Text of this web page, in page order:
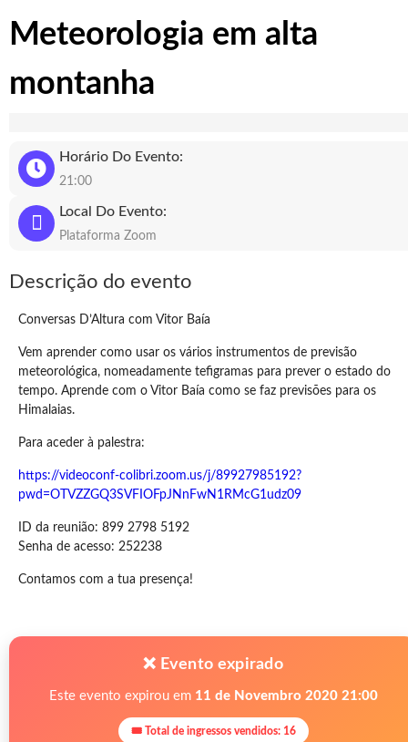
Meteorologia em alta
montanha
Horário Do Evento:
21:00
Local Do Evento:
Plataforma Zoom
Descrição do evento
Conversas D’Altura com Vitor Baía
Vem aprender como usar os vários instrumentos de previsão
meteorológica, nomeadamente tefigramas para prever o estado do
tempo. Aprende com o Vitor Baía como se faz previsões para os
Himalaias.
Para aceder à palestra:
https://videoconf-colibri.zoom.us/j/89927985192?
pwd=OTVZZGQ3SVFIOFpJNnFwN1RMcG1udz09
ID da reunião: 899 2798 5192
Senha de acesso: 252238
Contamos com a tua presença!
❌ Evento expirado
Este evento expirou em 11 de Novembro 2020 21:00
🎟 Total de ingressos vendidos: 16